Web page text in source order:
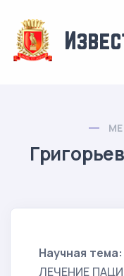
Научная тема:
ЛЕЧЕНИЕ